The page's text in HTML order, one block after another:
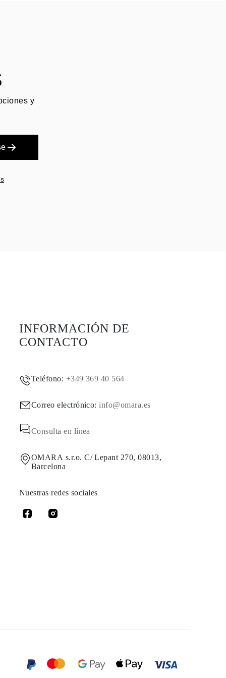
y
INFORMACIÓN DE
CONTACTO
Teléfono: +349 369 40 564
Correo electrónico:info@omara.es
Consulta en línea
OMARA s.r.o. C/ Lepant 270, 08013,
Barcelona
Nuestras redes sociales